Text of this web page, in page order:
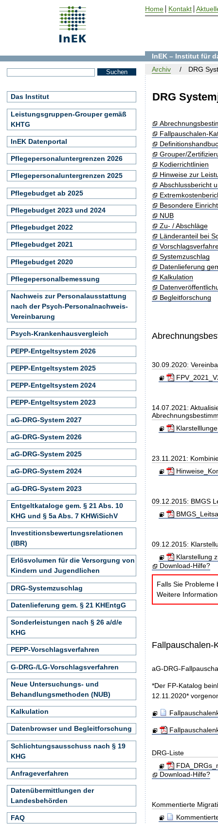
DRG
Fallpauschalen-
Grouper/
Kodierrichtlinien
Hinweise zur
Abschlussbericht
Besondere
NUB
Zu- / Abschläge
Länderanteil bei
Systemzuschlag
Datenlieferung
Kalkulation
Begleitforschung
30.09.2020:
14.07.2021:
23.11.2021:
09.12.2015: BMGS
09.12.2015:
Klarstellung
Download-Hilfe?
Falls Sie Probleme
Weitere
Fallpauschalen-
aG-DRG-
*Der FP-Katalog
12.11.2020*
DRG-Liste
Download-Hilfe?
Kommentierte
InEK – Institut für
Archiv
DRG
Das Institut
Leistungsgruppen-Grouper gemäß
KHTG
InEK Datenportal
Pflegepersonaluntergrenzen 2026
Pflegepersonaluntergrenzen 2025
Pflegebudget ab 2025
Pflegebudget 2023 und 2024
Pflegebudget 2022
Pflegebudget 2021
Pflegebudget 2020
Pflegepersonalbemessung
Nachweis zur Personalausstattung
nach der Psych-Personalnachweis-
Vereinbarung
Psych-Krankenhausvergleich
PEPP-Entgeltsystem 2026
PEPP-Entgeltsystem 2025
PEPP-Entgeltsystem 2024
PEPP-Entgeltsystem 2023
aG-DRG-System 2027
aG-DRG-System 2026
aG-DRG-System 2025
aG-DRG-System 2024
aG-DRG-System 2023
Entgeltkataloge gem. § 21 Abs. 10
KHG und § 5a Abs. 7 KHWiSichV
Investitionsbewertungsrelationen
(IBR)
Erlösvolumen für die Versorgung von
Kindern und Jugendlichen
DRG-Systemzuschlag
Datenlieferung gem. § 21 KHEntgG
Sonderleistungen nach § 26 a/d/e
KHG
PEPP-Vorschlagsverfahren
G-DRG-/LG-Vorschlagsverfahren
Neue Untersuchungs- und
Behandlungsmethoden (NUB)
Kalkulation
Datenbrowser und Begleitforschung
Schlichtungsausschuss nach § 19
KHG
Anfrageverfahren
Datenübermittlungen der
Landesbehörden
FAQ
Home Kontakt